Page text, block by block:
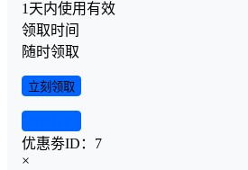
1天内使用有效
领取时间
随时领取
立刻领取
优惠劵ID： 7
×